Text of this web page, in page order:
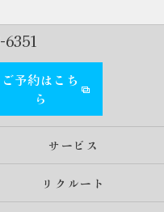
6351
ご予約はこち
ら
サービス
リクルート